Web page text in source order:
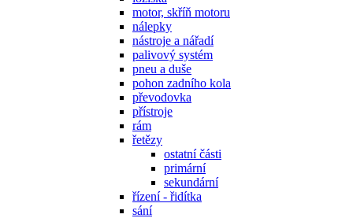
motor, skříň motoru
nálepky
nástroje a nářadí
palivový systém
pneu a duše
pohon zadního kola
převodovka
přístroje
rám
řetězy
ostatní části
primární
sekundární
řízení - řidítka
sání